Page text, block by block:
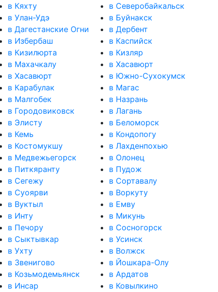
в Кяхту
в Северобайкальск
в Улан-Удэ
в Буйнакск
в Дагестанские Огни
в Дербент
в Избербаш
в Каспийск
в Кизилюрта
в Кизляр
в Махачкалу
в Хасавюрт
в Хасавюрт
в Южно-Сухокумск
в Карабулак
в Магас
в Малгобек
в Назрань
в Городовиковск
в Лагань
в Элисту
в Беломорск
в Кемь
в Кондопогу
в Костомукшу
в Лахденпохью
в Медвежьегорск
в Олонец
в Питкяранту
в Пудож
в Сегежу
в Сортавалу
в Суоярви
в Воркуту
в Вуктыл
в Емву
в Инту
в Микунь
в Печору
в Сосногорск
в Сыктывкар
в Усинск
в Ухту
в Волжск
в Звенигово
в Йошкара-Олу
в Козьмодемьянск
в Ардатов
в Инсар
в Ковылкино